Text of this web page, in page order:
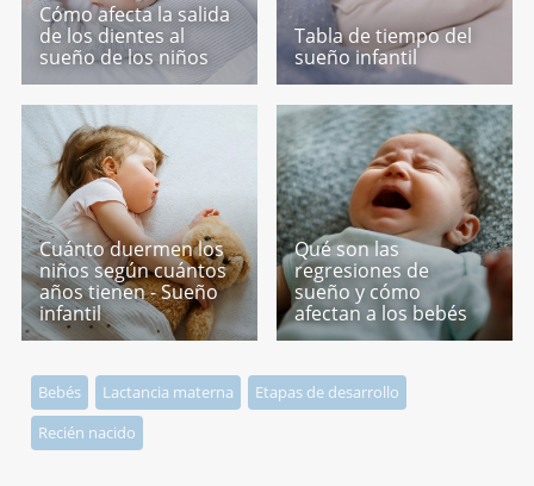
Cómo afecta la salida
de los dientes al
sueño de los niños
Tabla de tiempo del
sueño infantil
Cuánto duermen los
niños según cuántos
años tienen - Sueño
infantil
Qué son las
regresiones de
sueño y cómo
afectan a los bebés
Bebés Lactancia materna
Etapas de desarrollo
Recién nacido